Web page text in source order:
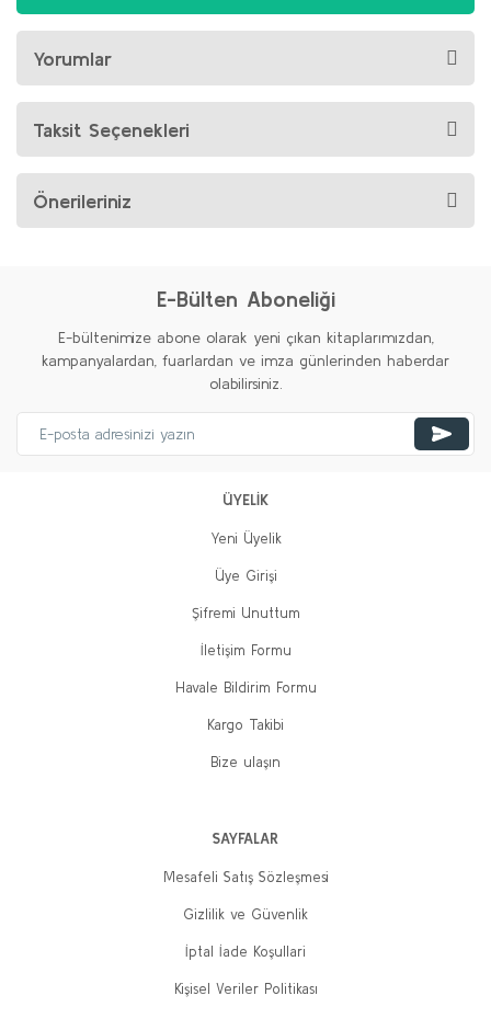
Yorumlar
Taksit Seçenekleri
Önerileriniz
E-Bülten Aboneliği
E-bültenimize abone olarak yeni çıkan kitaplarımızdan,
kampanyalardan, fuarlardan ve imza günlerinden haberdar
olabilirsiniz.
ÜYELİK
Yeni Üyelik
Üye Girişi
Şifremi Unuttum
İletişim Formu
Havale Bildirim Formu
Kargo Takibi
Bize ulaşın
SAYFALAR
Mesafeli Satış Sözleşmesi
Gizlilik ve Güvenlik
İptal İade Koşullari
Kişisel Veriler Politikası